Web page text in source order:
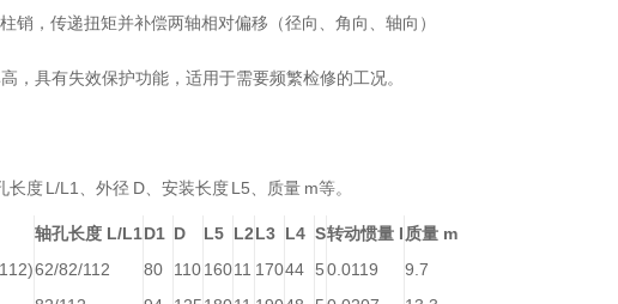
，传递扭矩并补偿两轴相对偏移（径向、角向、轴向）
，具有失效保护功能，适用于需要频繁检修的工况。
度 L/L1、外径 D、安装长度 L5、质量 m等。
轴孔长度 L/L1D1 D L5 L2L3 L4 S转动惯量 I 质量 m
62/82/112 80 11016011 17044 50.0119
9.7